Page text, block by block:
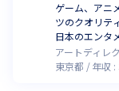
ゲーム、アニ
ツのクオリテ
日本のエンタ
アートディレ
東京都
年収 :